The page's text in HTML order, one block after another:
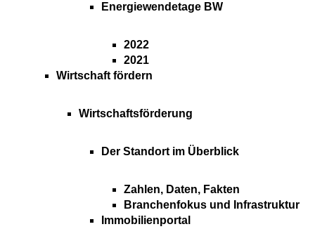
Energiewendetage BW
2022
2021
Wirtschaft fördern
Wirtschaftsförderung
Der Standort im Überblick
Zahlen, Daten, Fakten
Branchenfokus und Infrastruktur
Immobilienportal